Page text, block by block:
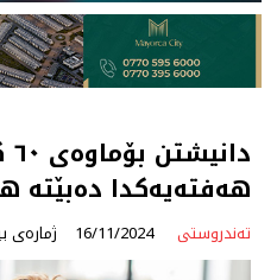
هەفتەیەکدا دەبێتە
تەندروستی 16/11/2024 ژمارەی